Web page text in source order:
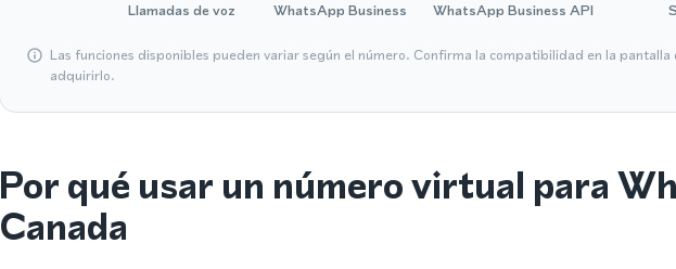
Llamadas de voz WhatsApp Business WhatsApp Business API
Las funciones disponibles pueden variar según el número. Confirma la compatibilidad en la
adquirirlo.
Por qué usar un número virtual para
Canada